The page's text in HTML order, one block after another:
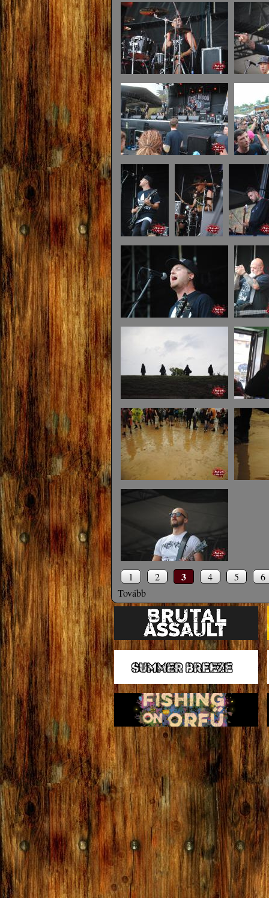
1 2 3 4 5
6
Tovább